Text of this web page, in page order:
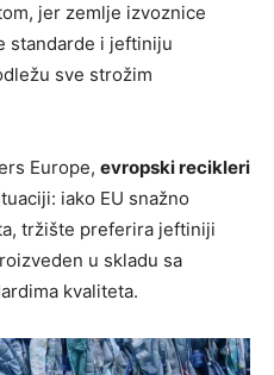
jer zemlje izvoznice
standarde i jeftiniju
sve strožim
Europe, evropski recikleri
iako EU snažno
tržište preferira jeftiniji
u skladu sa
kvaliteta.